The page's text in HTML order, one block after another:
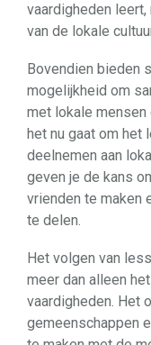
vaardigheden
van de lokale
Bovendien bieden
mogelijkheid om
met lokale mensen
het nu gaat om het
deelnemen aan
geven je de kans
vrienden te maken
te delen.
Het volgen van
meer dan alleen
vaardigheden. Het
gemeenschappen